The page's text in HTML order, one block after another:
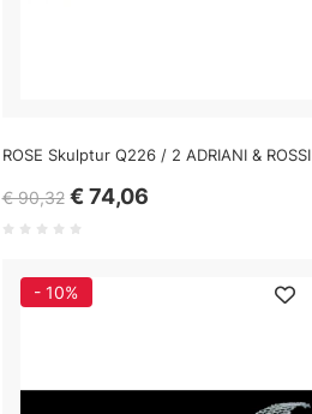
ROSE Skulptur Q226 / 2 ADRIANI & ROSSI
€ 90,32 € 74,06
- 10%